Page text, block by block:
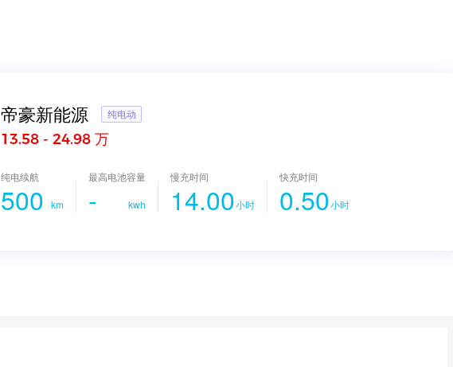
帝豪新能源 纯电动
13.58 - 24.98 万
纯电续航
500 km
最高电池容量
- kwh
慢充时间
14.00小时
快充时间
0.50小时